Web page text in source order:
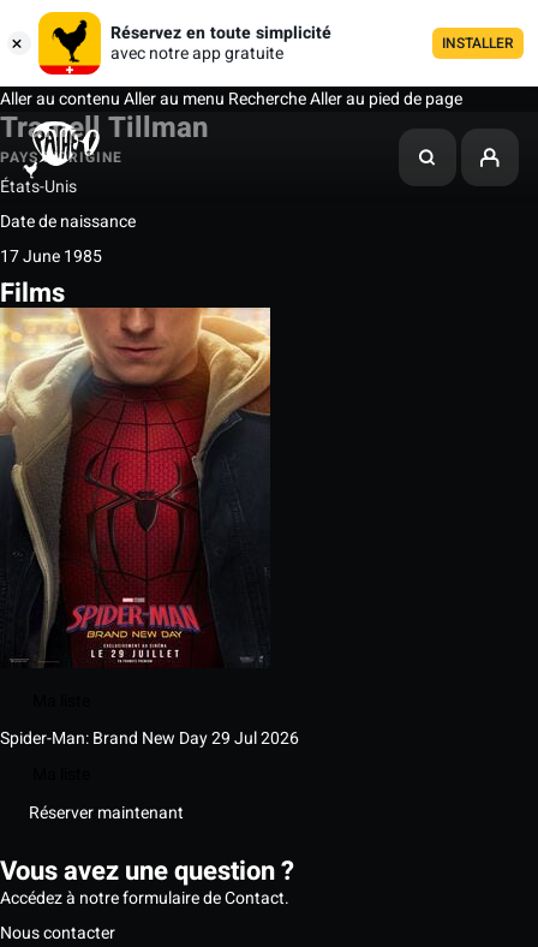
Réservez en toute simplicité
avec notre app gratuite
INSTALLER
Aller au contenuAller au menu RechercheAller au pied de page
Tramell Tillman
PAYS D'ORIGINE
États-Unis
Date de naissance
17 June 1985
Films
Spider-Man: Brand New Day29 Jul 2026
Réserver maintenant
Vous avez une question ?
Accédez à notre formulaire de Contact.
Nous contacter